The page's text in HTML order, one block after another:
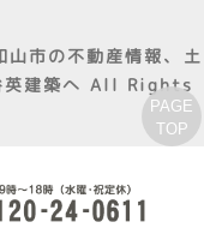
PAGE
TOP
市の不動産情報、土
建築へ All Rights